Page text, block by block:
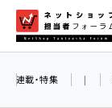
ン
連載・特集 |